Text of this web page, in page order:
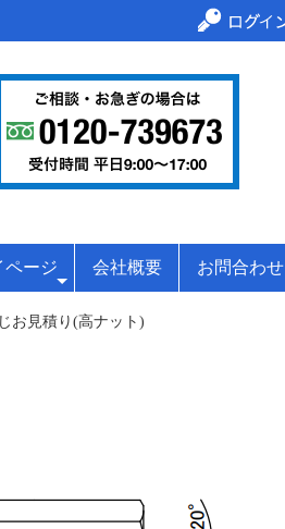
ページ 会社概要 お問合わせ
見積り(高ナット)